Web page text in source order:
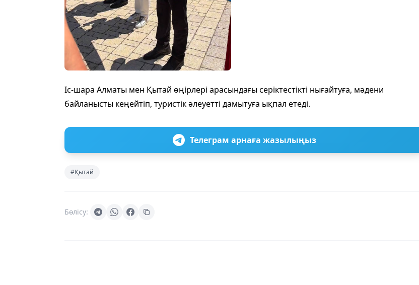
Іс-шара Алматы мен Қытай өңірлері арасындағы серіктестікті нығайтуға, мәдени
байланысты кеңейтіп, туристік әлеуетті дамытуға ықпал етеді.
Телеграм арнаға жазылыңыз
#Қытай
Бөлісу: